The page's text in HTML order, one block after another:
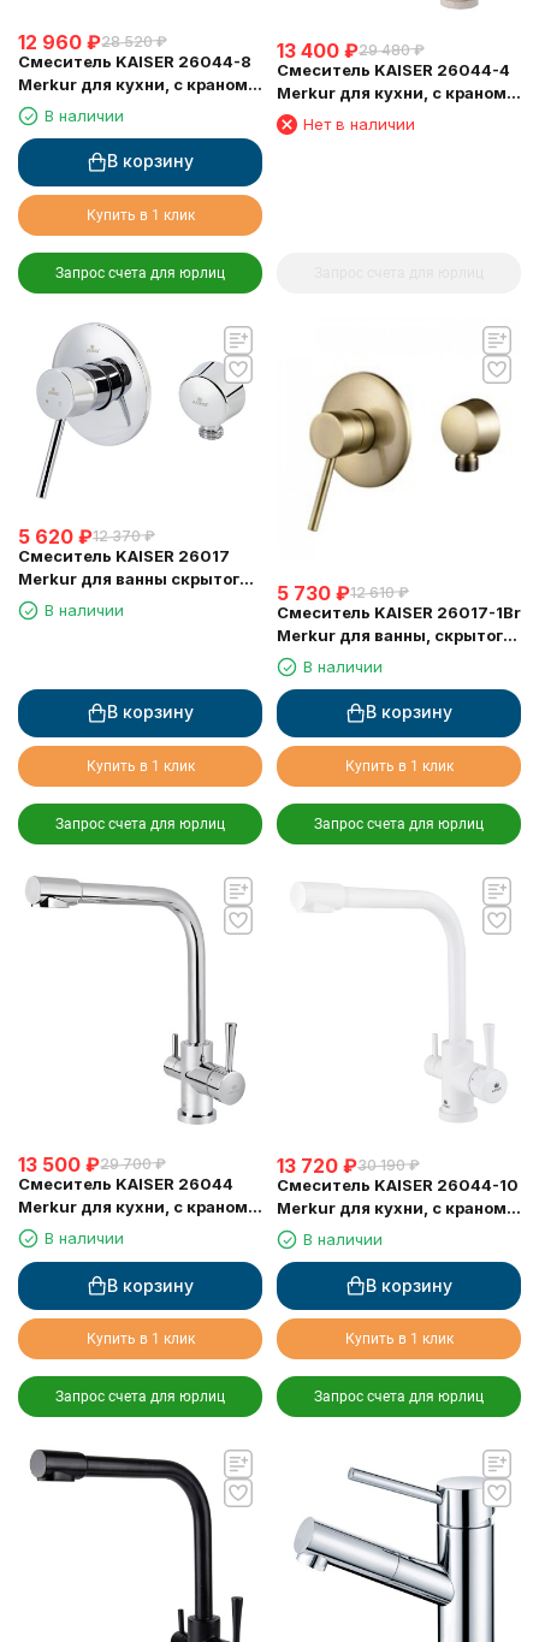
12 960 ₽28 520 ₽
Смеситель KAISER 26044-8
Merkur для кухни, с краном
для питьевой воды,
песочный
В наличии
В корзину
Купить в 1 клик
Запрос счета для юрлиц
13 400 ₽29 480 ₽
Смеситель KAISER 26044-4
Merkur для кухни, с краном
для питьевой воды,
песочный
Нет в наличии
5 620 ₽12 370 ₽
Смеситель KAISER 26017
Merkur для ванны скрытого
монтажа
В наличии
В корзину
Купить в 1 клик
Запрос счета для юрлиц
5 730 ₽12 610 ₽
Смеситель KAISER 26017-1Br
Merkur для ванны, скрытого
монтажа
В наличии
В корзину
Купить в 1 клик
Запрос счета для юрлиц
13 500 ₽29 700 ₽
Смеситель KAISER 26044
Merkur для кухни, с краном
для питьевой воды, хром
В наличии
В корзину
Купить в 1 клик
Запрос счета для юрлиц
13 720 ₽30 190 ₽
Смеситель KAISER 26044-10
Merkur для кухни, с краном
для питьевой воды, белый
глянц
В наличии
В корзину
Купить в 1 клик
Запрос счета для юрлиц